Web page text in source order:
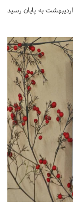
آخرین جلسه از دوره اول انجمن روایتگران در تاریخ ۷ اردیبهشت به پایان رسید